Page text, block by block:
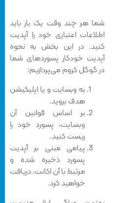
شما هر چند وقت یک بار باید
اطلاعات اعتباری خود را آپدیت
کنید. در این بخش به نحوه
آپدیت خودکار پسوردهای شما
در گوگل کروم می‌پردازیم:
به وبسایت و یا اپلیکیشن
هدف بروید.
بر اساس قوانین آن
وبسایت، پسورد خود را
ریست کنید.
پیامی مبنی بر آپدیت
پسورد ذخیره شده و
مرتبط با آن اکانت، دریافت
خواهید کرد.